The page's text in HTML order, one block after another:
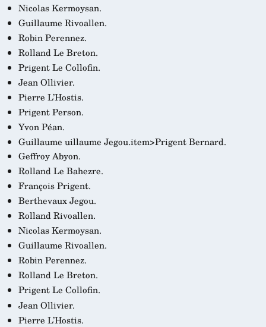
Nicolas Kermoysan.
Guillaume Rivoallen.
Robin Perennez.
Rolland Le Breton.
Prigent Le Collofin.
Jean Ollivier.
Pierre L’Hostis.
Prigent Person.
Yvon Péan.
Guillaume uillaume Jegou.item>Prigent Bernard.
Geffroy Abyon.
Rolland Le Bahezre.
François Prigent.
Berthevaux Jegou.
Rolland Rivoallen.
Nicolas Kermoysan.
Guillaume Rivoallen.
Robin Perennez.
Rolland Le Breton.
Prigent Le Collofin.
Jean Ollivier.
Pierre L’Hostis.